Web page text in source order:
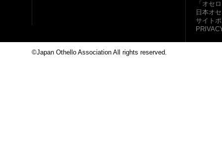
「オセ
日本オ
サイト
©Japan Othello Association All rights reserved.